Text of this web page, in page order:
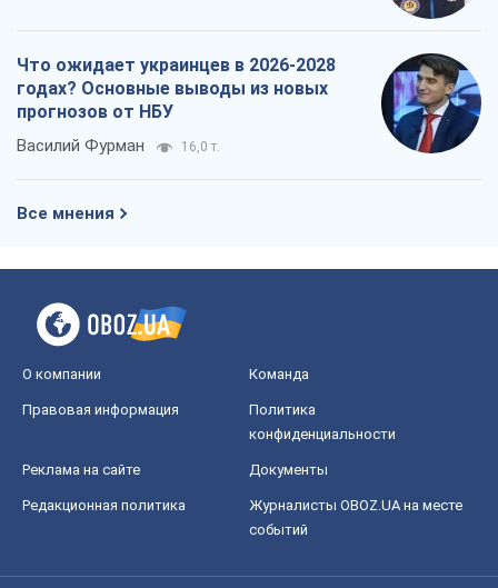
Что ожидает украинцев в 2026-2028
годах? Основные выводы из новых
прогнозов от НБУ
Василий Фурман 16,0 т.
Все мнения
О компании Команда
Правовая информация
Политика
конфиденциальности
Реклама на сайте Документы
Редакционная политика
Журналисты OBOZ.UA на месте
событий